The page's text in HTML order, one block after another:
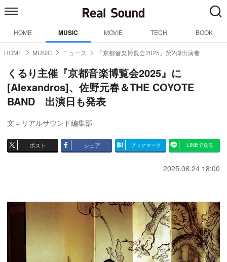
HOME MUSIC MOVIE TECH BOOK
HOME MUSIC ニュース 『京都音楽博覧会2025』第2弾出演者
くるり主催『京都音楽博覧会2025』に
[Alexandros]、佐野元春＆THE COYOTE
BAND 出演日も発表
文＝リアルサウンド編集部
ポスト シェア ブックマーク LINEで送る
2025.06.24 18:00